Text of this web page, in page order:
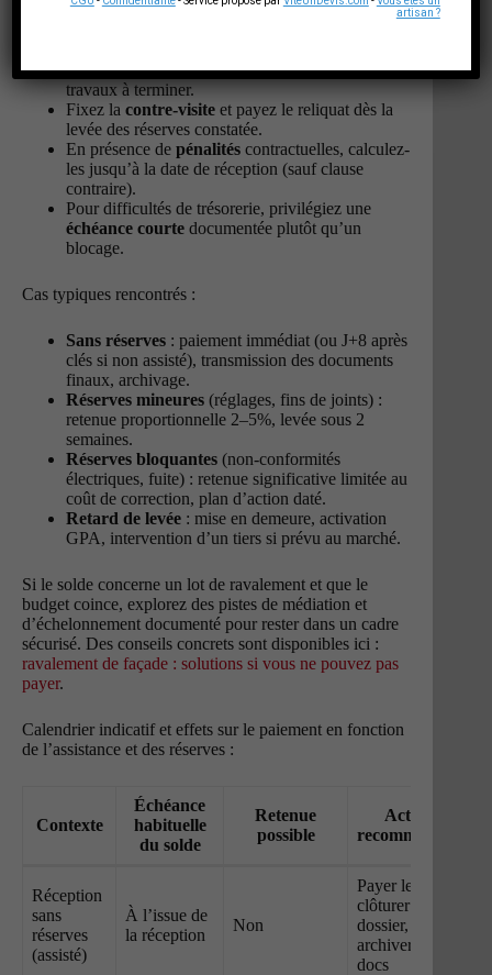
détaillant les avenants et quantités réellement
appliquez uneretenue cibléeen lien avec les
travaux à terminer.
Fixez la contre-visite et payez le reliquat dès la
levée des réserves constatée.
En présence de pénalités contractuelles, calculez-
les jusqu’à la date de réception (sauf clause
contraire).
Pour difficultés de trésorerie, privilégiez une
échéance courte documentée plutôt qu’un
blocage.
Cas typiques rencontrés :
Sans réserves : paiement immédiat (ou J+8 après
clés si non assisté), transmission des documents
finaux, archivage.
Réserves mineures (réglages, fins de joints) :
retenue proportionnelle 2–5%, levée sous 2
semaines.
Réserves bloquantes (non-conformités
électriques, fuite) : retenue significative limitée au
coût de correction, plan d’action daté.
Retard de levée : mise en demeure, activation
GPA, intervention d’un tiers si prévu au marché.
Si le solde concerne un lot de ravalement et que le
budget coince, explorez des pistes de médiation et
d’échelonnement documenté pour rester dans un cadre
sécurisé. Des conseils concrets sont disponibles ici :
ravalement de façade : solutions si vous ne pouvez pas
payer.
Calendrier indicatif et effets sur le paiement en fonction
de l’assistance et des réserves :
Contexte
Échéance
habituelle
du solde
Retenue
possible
Action
recommandée
Réception
sans
réserves
(assisté)
À l’issue de
la réception
Non
Payer le solde,
clôturer le
dossier,
archiver les
docs
artisan ?